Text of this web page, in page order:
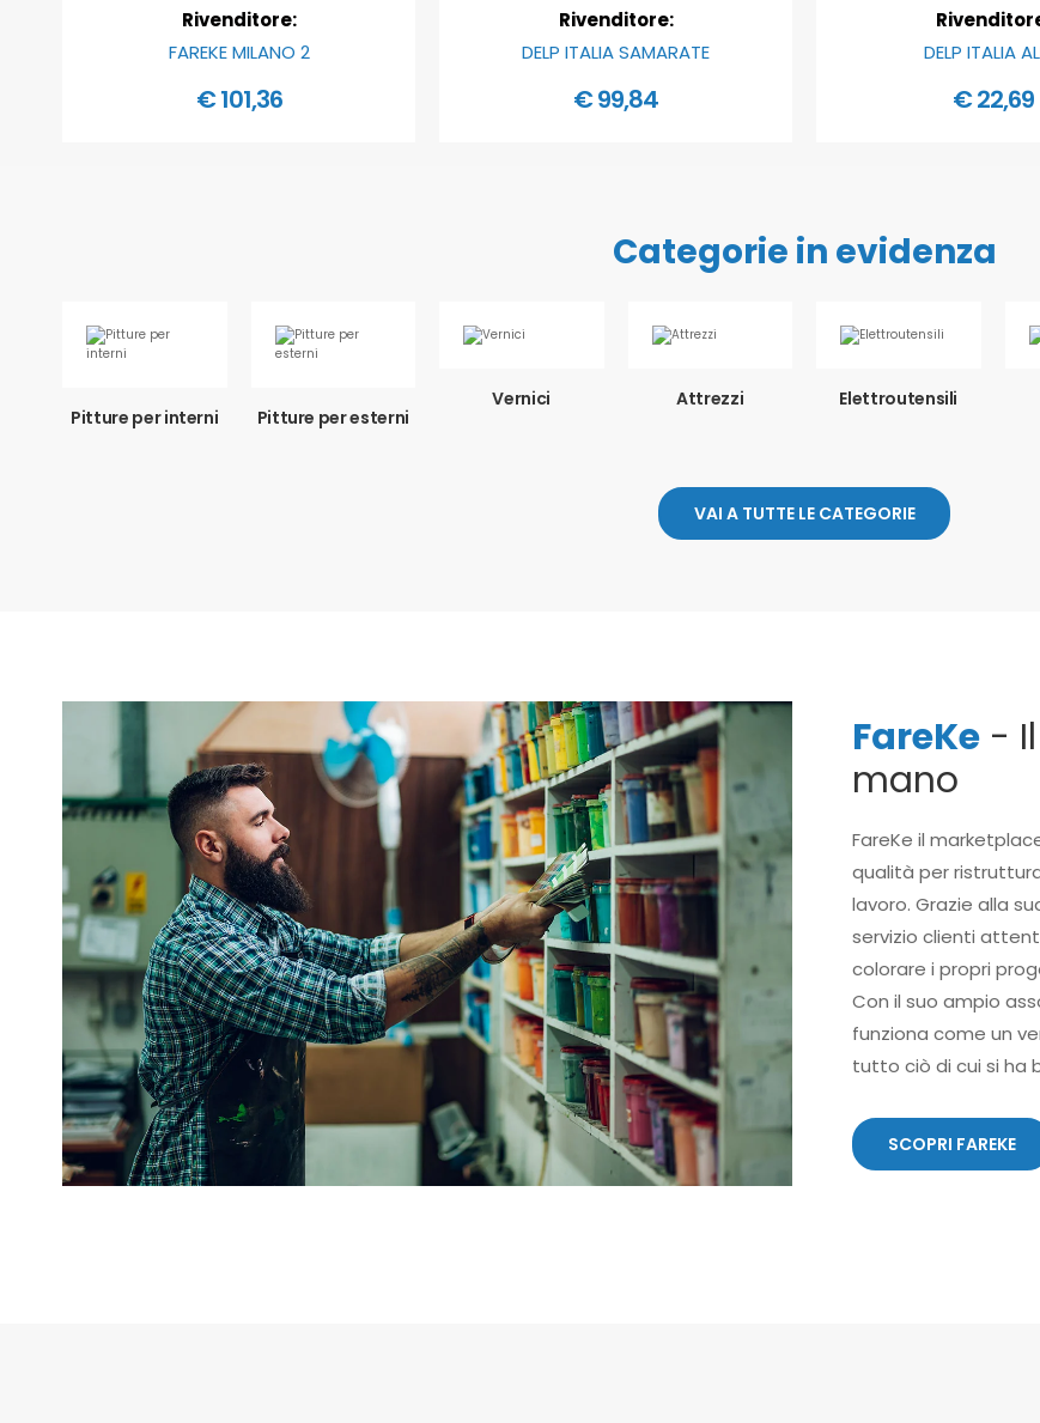
Rivenditore:
FAREKE MILANO 2
€ 101,36
Rivenditore:
DELP ITALIA SAMARATE
€ 99,84
DELP ITALIA
€ 22,69
Categorie in evidenza
Pitture per interni Pitture per esterni
Vernici Attrezzi Elettroutensili
VAI A TUTTE LE CATEGORIE
FareKe -
mano
FareKe il
qualità per
lavoro. Grazie alla
servizio clienti
colorare i propri
Con il suo ampio
funziona come un
tutto ciò di cui si ha
SCOPRI FAREKE